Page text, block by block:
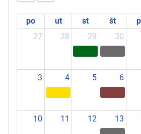
po ut st št
27
28 29 30
3 4 5 6
10 11 12 13